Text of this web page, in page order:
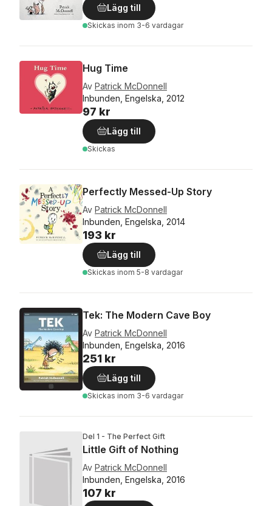
Lägg till
Skickas inom 3-6 vardagar
Hug Time
Av Patrick McDonnell
Inbunden, Engelska, 2012
97 kr
Lägg till
Skickas
Perfectly Messed-Up Story
Av Patrick McDonnell
Inbunden, Engelska, 2014
193 kr
Lägg till
Skickas inom 5-8 vardagar
Tek: The Modern Cave Boy
Av Patrick McDonnell
Inbunden, Engelska, 2016
251 kr
Lägg till
Skickas inom 3-6 vardagar
Del 1 - The Perfect Gift
Little Gift of Nothing
Av Patrick McDonnell
Inbunden, Engelska, 2016
107 kr